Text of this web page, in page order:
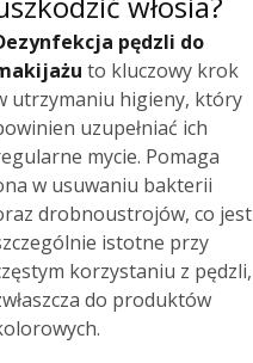
pędzli do
to kluczowy krok
utrzymaniu higieny, który
uzupełniać ich
mycie. Pomaga
w usuwaniu bakterii
drobnoustrojów, co jest
istotne przy
korzystaniu z pędzli,
do produktów